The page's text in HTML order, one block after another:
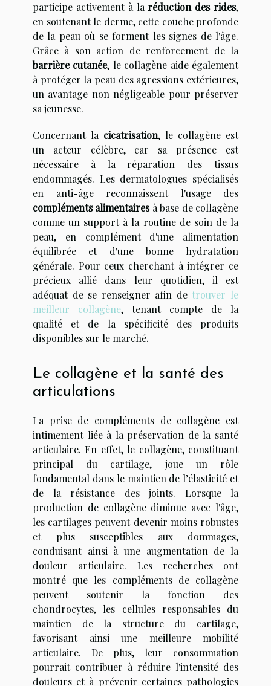
participe activement à laréduction des rides,
en soutenant le derme, cette couche profonde
de la peau où se forment les signes de l'âge.
Grâce à son action de renforcement de la
barrière cutanée, le collagène aide également
à protéger la peau des agressions extérieures,
un avantage non négligeable pour préserver
sa jeunesse.
Concernant la cicatrisation, le collagène est
un acteur célèbre, car sa présence est
nécessaire à la réparation des tissus
endommagés. Les dermatologues spécialisés
en anti-âge reconnaissent l'usage des
compléments alimentairesà base de collagène
comme un support à la routine de soin de la
peau, en complément d'une alimentation
équilibrée et d'une bonne hydratation
générale. Pour ceux cherchant à intégrer ce
précieux allié dans leur quotidien, il est
adéquat de se renseigner afin de trouver le
meilleur collagène, tenant compte de la
qualité et de la spécificité des produits
disponibles sur le marché.
Le collagène et la santé des
articulations
La prise de compléments de collagène est
intimement liée à la préservation de la santé
articulaire. En effet, le collagène, constituant
principal du cartilage, joue un rôle
fondamental dans le maintien de l’élasticité et
de la résistance des joints. Lorsque la
production de collagène diminue avec l'âge,
les cartilages peuvent devenir moins robustes
et plus susceptibles aux dommages,
conduisant ainsi à une augmentation de la
douleur articulaire. Les recherches ont
montré que les compléments de collagène
peuvent soutenir la fonction des
chondrocytes, les cellules responsables du
maintien de la structure du cartilage,
favorisant ainsi une meilleure mobilité
articulaire. De plus, leur consommation
pourrait contribuer à réduire l'intensité des
douleurs et à prévenir certaines pathologies